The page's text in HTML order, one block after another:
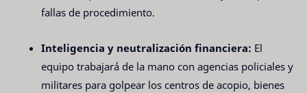
fallas de procedimiento.
Inteligencia y neutralización financiera: El
equipo trabajará de la mano con agencias policiales y
militares para golpear los centros de acopio, bienes